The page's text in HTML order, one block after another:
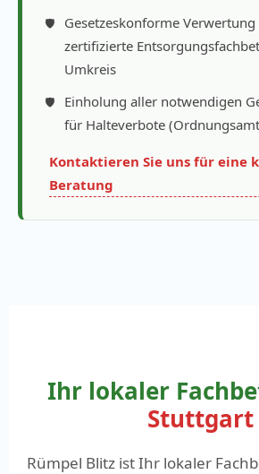
Gesetzeskonforme
zertifizierte
Umkreis
Einholung aller notwendigen
für Halteverbote
Kontaktieren Sie uns für eine
Beratung
Ihr lokaler
Stuttgart
Rümpel Blitz ist Ihr lokaler